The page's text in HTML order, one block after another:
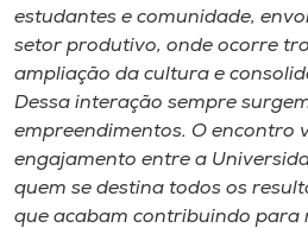
estudantes e comunidade,
setor produtivo, onde ocorre
ampliação da cultura e
Dessa interação sempre
empreendimentos. O encontro
engajamento entre a
quem se destina todos os
que acabam contribuindo para